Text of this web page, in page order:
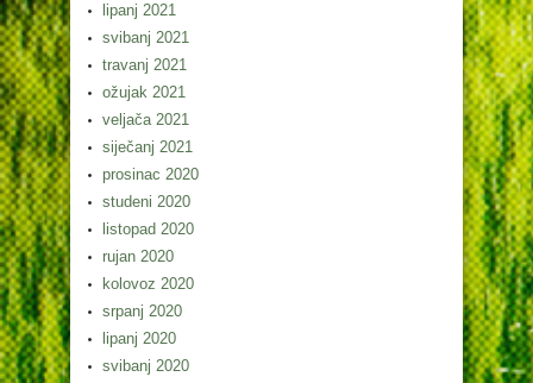
lipanj 2021
svibanj 2021
travanj 2021
ožujak 2021
veljača 2021
siječanj 2021
prosinac 2020
studeni 2020
listopad 2020
rujan 2020
kolovoz 2020
srpanj 2020
lipanj 2020
svibanj 2020